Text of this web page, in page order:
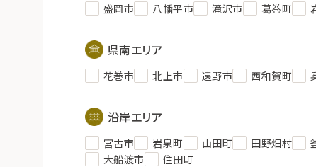
盛岡市 八幡平市 滝沢市 葛巻町
県南エリア
花巻市 北上市 遠野市 西和賀町
沿岸エリア
宮古市 岩泉町 山田町 田野畑村
大船渡市
住田町